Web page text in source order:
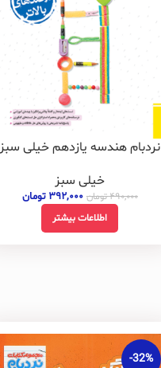
نردبام هندسه یازدهم خیلی سبز
خیلی سبز
۴۹۰,۰۰۰تومان ۳۹۲,۰۰۰ تومان
اطلاعات بیشتر
-32%